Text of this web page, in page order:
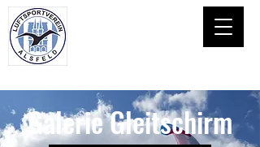
Galerie Gleitschirm